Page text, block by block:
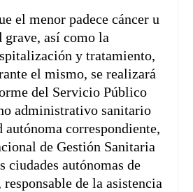
el menor padece cáncer u
grave, así como la
y tratamiento,
el mismo, se realizará
del Servicio Público
administrativo sanitario
autónoma correspondiente,
de Gestión Sanitaria
ciudades autónomas de
de la asistencia